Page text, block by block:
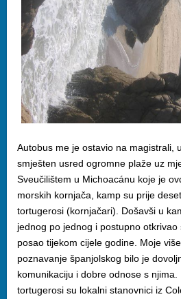
Autobus me je ostavio na magistrali,
smješten usred ogromne plaže uz
Sveučilištem u Michoacánu koje je
morskih kornjača, kamp su prije
tortugerosi (kornjačari). Došavši u
jednog po jednog i postupno
posao tijekom cijele godine. Moje
poznavanje španjolskog bilo je
komunikaciju i dobre odnose s
tortugerosi su lokalni stanovnici iz